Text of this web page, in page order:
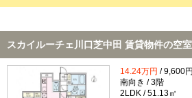
物件特集
不動産会
TOP
スカイルーチェ川口芝中田 賃貸物件の空
14.24万円 / 9,600円
南向き / 3階
2LDK / 51.13㎡